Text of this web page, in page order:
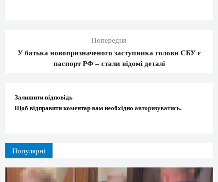
Попередня
У батька новопризначеного заступника голови СБУ є
паспорт РФ – стали відомі деталі
Залишити відповідь
Щоб відправити коментар вам необхідно авторизуватись.
Популярні